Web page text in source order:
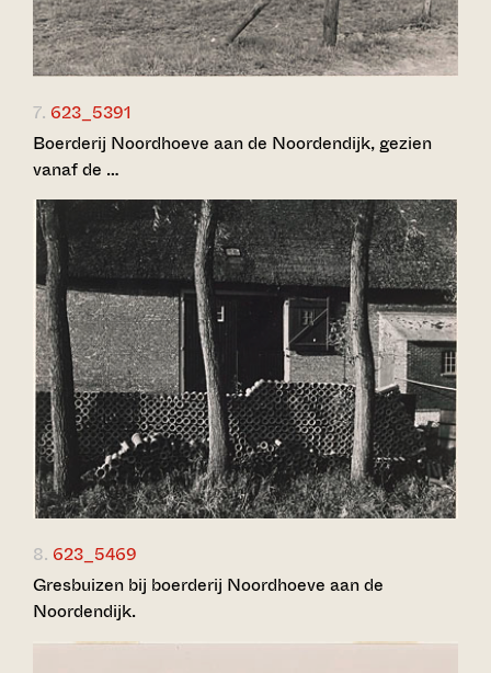
7. 623_5391
Boerderij Noordhoeve aan de Noordendijk, gezien
vanaf de …
8. 623_5469
Gresbuizen bij boerderij Noordhoeve aan de
Noordendijk.